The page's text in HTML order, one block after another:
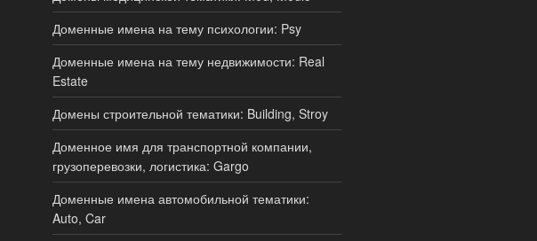
Доменные имена на тему психологии: Psy
Доменные имена на тему недвижимости: Real
Estate
Домены строительной тематики: Building, Stroy
Доменное имя для транспортной компании,
грузоперевозки, логистика: Gargo
Доменные имена автомобильной тематики:
Auto, Car